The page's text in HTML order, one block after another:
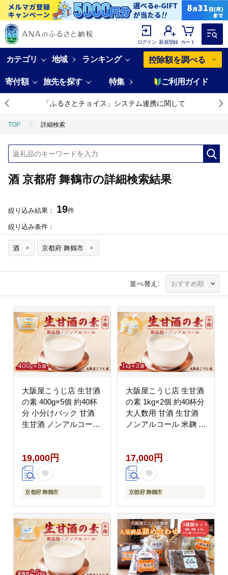
ログイン 新規登録 カート
カテゴリ 地域 ランキング 控除額を調べる
寄付額 旅先を探す 特集 ご利用ガイド
「ふるさとチョイス」システム連携に関して
TOP 詳細検索
酒 京都府 舞鶴市の詳細検索結果
絞り込み結果： 19件
絞り込み条件：
酒 京都府 舞鶴市
並べ替え:
大阪屋こうじ店 生甘酒
の素 400g×5個 約40杯
分 小分けパック 甘酒
生甘酒 ノンアルコール
19,000円
京都府 舞鶴市
大阪屋こうじ店 生甘酒
の素 1kg×2個 約40杯分
大人数用 甘酒 生甘酒
ノンアルコール 米麹 素
17,000円
京都府 舞鶴市